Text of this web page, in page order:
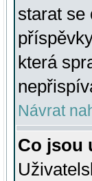
starat se
která
Návrat
Co jsou